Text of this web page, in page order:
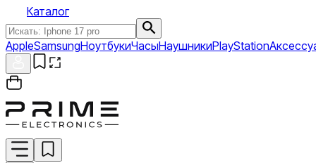
Каталог
AppleSamsungНоутбукиЧасыНаушникиPlayStation